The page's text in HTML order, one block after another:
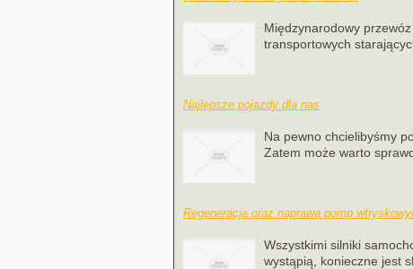
Międzynarodowy
transportowych
Najlepsze pojazdy dla nas
Na pewno chcielibyśmy
Zatem może warto
Regeneracja oraz naprawa pomp
Wszystkimi silniki
wystąpią, konieczne jest